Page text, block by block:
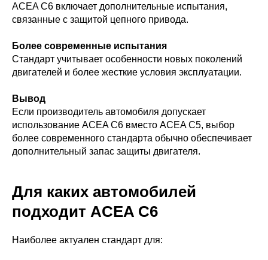
ACEA C6 включает дополнительные испытания,
связанные с защитой цепного привода.
Более современные испытания
Стандарт учитывает особенности новых поколений
двигателей и более жесткие условия эксплуатации.
Вывод
Если производитель автомобиля допускает
использование ACEA C6 вместо ACEA C5, выбор
более современного стандарта обычно обеспечивает
дополнительный запас защиты двигателя.
Для каких автомобилей
подходит ACEA C6
Наиболее актуален стандарт для: